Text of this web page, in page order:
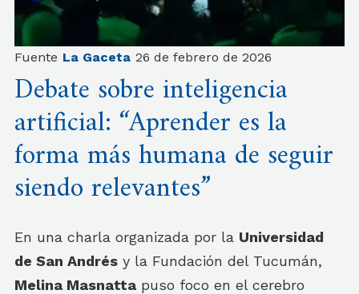
Fuente La Gaceta 26 de febrero de 2026
Debate sobre inteligencia
artificial: “Aprender es la
forma más humana de seguir
siendo relevantes”
En una charla organizada por la Universidad
de San Andrés y la Fundación del Tucumán,
Melina Masnatta puso foco en el cerebro